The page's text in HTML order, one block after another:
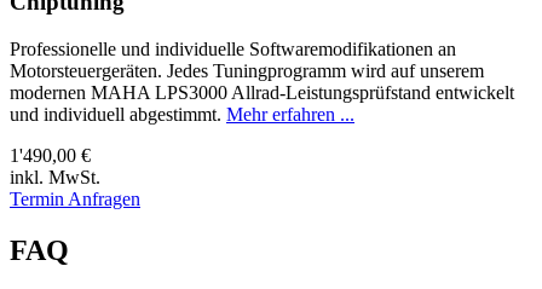
Professionelle und individuelle Softwaremodifikationen an
Motorsteuergeräten. Jedes Tuningprogramm wird auf unserem
modernen MAHA LPS3000 Allrad-Leistungsprüfstand entwickelt
und individuell abgestimmt. Mehr erfahren ...
1'490,00 €
inkl. MwSt.
Termin Anfragen
FAQ